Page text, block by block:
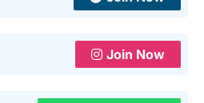
Join Now